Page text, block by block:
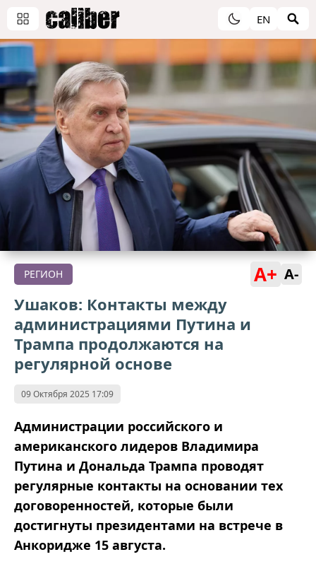
EN
РЕГИОН A+ A-
Ушаков: Контакты между
администрациями Путина и
Трампа продолжаются на
регулярной основе
09 Октября 2025 17:09
Администрации российского и
американского лидеров Владимира
Путина и Дональда Трампа проводят
регулярные контакты на основании тех
договоренностей, которые были
достигнуты президентами на встрече в
Анкоридже 15 августа.